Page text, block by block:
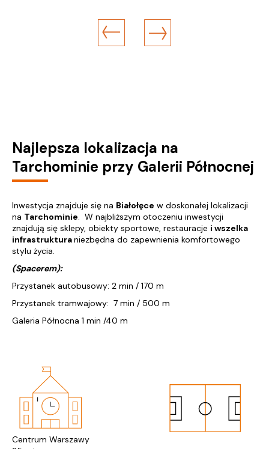
Najlepsza lokalizacja na
Tarchominie przy Galerii Północnej
Inwestycja znajduje się na Białołęce w doskonałej lokalizacji
na Tarchominie. W najbliższym otoczeniu inwestycji
znajdują się sklepy, obiekty sportowe, restauracje i wszelka
infrastrukturaniezbędna do zapewnienia komfortowego
stylu życia.
(Spacerem):
Przystanek autobusowy: 2 min / 170 m
Przystanek tramwajowy: 7 min / 500 m
Galeria Północna 1 min /40 m
Centrum Warszawy